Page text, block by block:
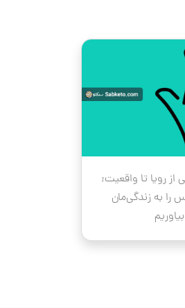
رویا تا واقعیت;
را به زندگی‌مان
بیاوریم